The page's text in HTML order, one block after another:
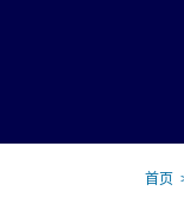
首页